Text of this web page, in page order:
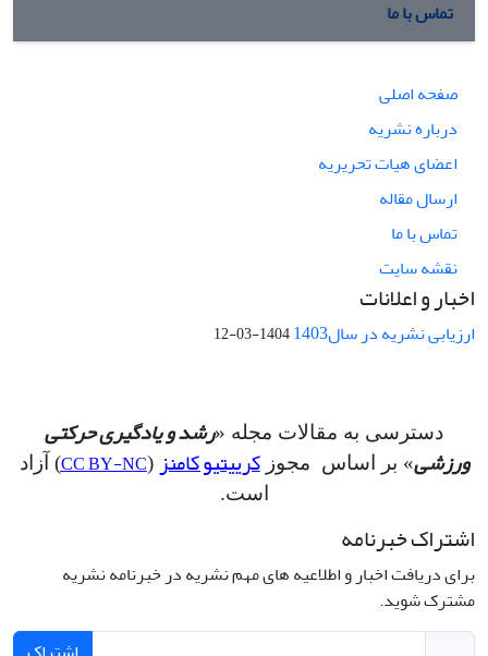
تماس با ما
صفحه اصلی
درباره نشریه
اعضای هیات تحریریه
ارسال مقاله
تماس با ما
نقشه سایت
اخبار و اعلانات
ارزیابی نشریه در سال1403 1404-03-12
دسترسی به مقالات مجله «رشد و یادگیری حرکتی
ورزشی» بر اساس مجوزکرییتیو کامنز (
CC BY-NC) آزاد
است.
اشتراک خبرنامه
برای دریافت اخبار و اطلاعیه های مهم نشریه در خبرنامه نشریه
مشترک شوید.